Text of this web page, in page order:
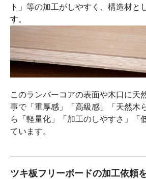
ト」等の加工がしやすく、構造材と
す。
このランバーコアの表面や木口に天
事で「重厚感」「高級感」「天然木
ら「軽量化」「加工のしやすさ」「
ています。
ツキ板フリーボードの加工依頼